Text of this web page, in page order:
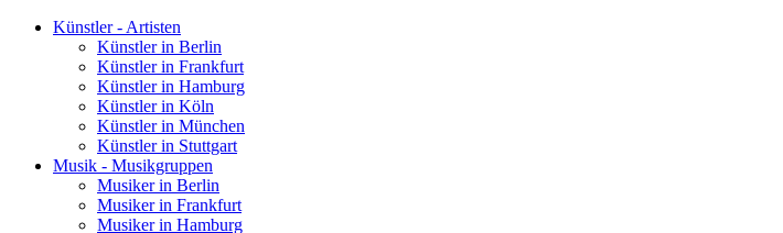
Künstler - Artisten
Künstler in Berlin
Künstler in Frankfurt
Künstler in Hamburg
Künstler in Köln
Künstler in München
Künstler in Stuttgart
Musik - Musikgruppen
Musiker in Berlin
Musiker in Frankfurt
Musiker in Hamburg